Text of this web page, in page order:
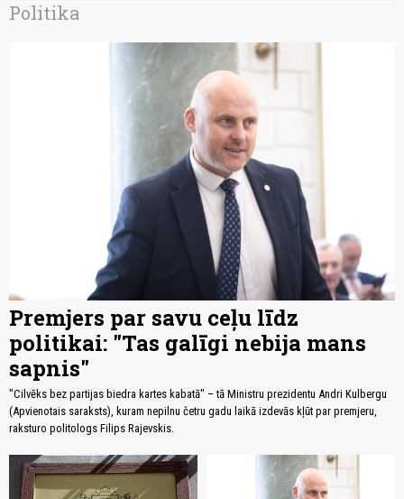
Politika
Premjers par savu ceļu līdz
politikai: "Tas galīgi nebija mans
sapnis"
"Cilvēks bez partijas biedra kartes kabatā" – tā Ministru prezidentu Andri Kulbergu
(Apvienotais saraksts), kuram nepilnu četru gadu laikā izdevās kļūt par premjeru,
raksturo politologs Filips Rajevskis.